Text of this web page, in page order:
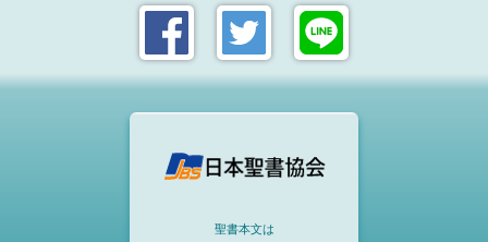
聖書本文は